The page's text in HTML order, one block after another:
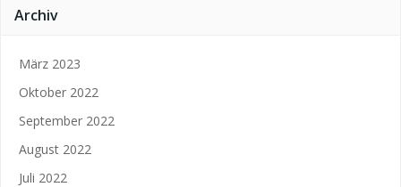
Archiv
März 2023
Oktober 2022
September 2022
August 2022
Juli 2022